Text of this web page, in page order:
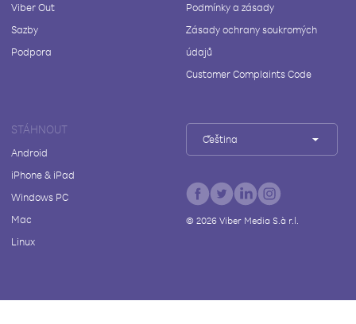
Viber Out
Sazby
Podpora
Podmínky a zásady
Zásady ochrany soukromých
údajů
Customer Complaints Code
STÁHNOUT
Android
iPhone & iPad
Windows PC
Mac
Linux
Čeština
© 2026Viber Media S.à r.l.